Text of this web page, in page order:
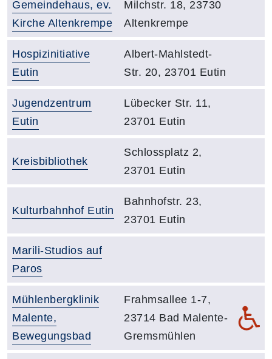
Raumbezeichnung:
Gemeindehaus, ev.
Kirche Altenkrempe
Adresse:
Milchstr. 18, 23730
Altenkrempe
Raumbezeichnung:
Hospizinitiative
Eutin
Adresse:
Albert-Mahlstedt-
Str. 20, 23701 Eutin
Raumbezeichnung:
Jugendzentrum
Eutin
Adresse:
Lübecker Str. 11,
23701 Eutin
Raumbezeichnung:
Kreisbibliothek
Adresse:
Schlossplatz 2,
23701 Eutin
Raumbezeichnung:
Kulturbahnhof Eutin
Adresse:
Bahnhofstr. 23,
23701 Eutin
Raumbezeichnung:
Marili-Studios auf
Paros
Raumbezeichnung:
Mühlenbergklinik
Malente,
Bewegungsbad
Adresse:
Frahmsallee 1-7,
23714 Bad Malente-
Gremsmühlen